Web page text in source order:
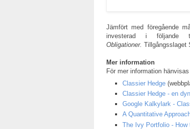
Jämfört med föregående
investerad i följande
Obligationer. Tillgångsslaget
Mer information
För mer information
Classier Hedge
Classier Hedge - en
Google Kalkylark -
A Quantitative
The Ivy Portfolio - How